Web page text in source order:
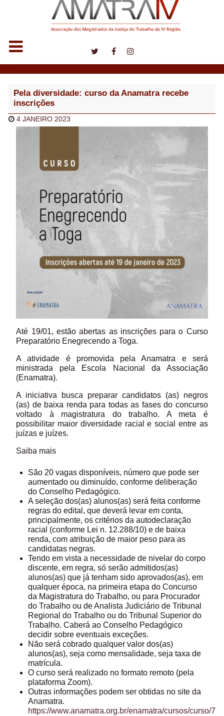
Pela diversidade: curso da Anamatra recebe
inscrições
4 JANEIRO 2023
Até 19/01, estão abertas as inscrições para o Curso
Preparatório Enegrecendo a Toga.
A atividade é promovida pela Anamatra e será
ministrada pela Escola Nacional da Associação
(Enamatra).
A iniciativa busca preparar candidatos (as) negros
(as) de baixa renda para todas as fases do concurso
voltado à magistratura do trabalho. A meta é
possibilitar maior diversidade racial e social entre as
juízas e juízes.
Saiba mais
São 20 vagas disponíveis, número que pode ser
aumentado ou diminuído, conforme deliberação
do Conselho Pedagógico.
A seleção dos(as) alunos(as) será feita conforme
regras do edital, que deverá levar em conta,
principalmente, os critérios da autodeclaração
racial (conforme Lei n. 12.288/10) e de baixa
renda, com atribuição de maior peso para as
candidatas negras.
Tendo em vista a necessidade de nivelar do corpo
discente, em regra, só serão admitidos(as)
alunos(as) que já tenham sido aprovados(as), em
qualquer época, na primeira etapa do Concurso
da Magistratura do Trabalho, ou para Procurador
do Trabalho ou de Analista Judiciário de Tribunal
Regional do Trabalho ou do Tribunal Superior do
Trabalho. Caberá ao Conselho Pedagógico
decidir sobre eventuais exceções.
Não será cobrado qualquer valor dos(as)
alunos(as), seja como mensalidade, seja taxa de
matrícula.
O curso será realizado no formato remoto (pela
plataforma Zoom).
Outras informações podem ser obtidas no site da
Anamatra.
https://www.anamatra.org.br/enamatra/cursos/curso/7